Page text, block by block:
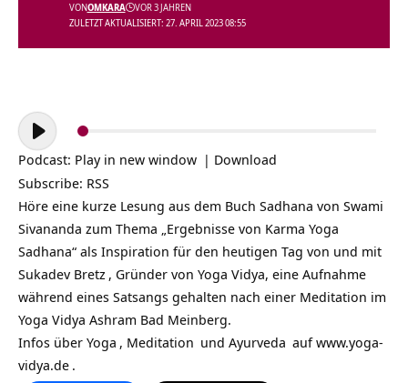
ZULETZT AKTUALISIERT: 27. APRIL 2023 08:55
VONOMKARA VOR 3 JAHREN
Audio-
Player
Podcast: Play in new window | Download
Subscribe: RSS
Höre eine kurze Lesung aus dem Buch Sadhana von Swami
Sivananda zum Thema „Ergebnisse von Karma Yoga
Sadhana“ als Inspiration für den heutigen Tag von und mit
Sukadev Bretz , Gründer von Yoga Vidya, eine Aufnahme
während eines Satsangs gehalten nach einer Meditation im
Yoga Vidya Ashram Bad Meinberg.
Infos über Yoga , Meditation und Ayurveda aufwww.yoga-
vidya.de .